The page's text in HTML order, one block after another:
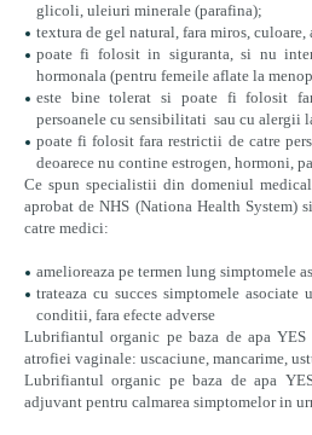
glicoli, uleiuri minerale (parafina);
textura de gel natural, fara miros,
poate fi folosit in siguranta, si nu
hormonala (pentru femeile aflate la
este bine tolerat si poate fi folosit
persoanele cu sensibilitati sau cu alergii
poate fi folosit fara restrictii de catre
deoarece nu contine estrogen, hormoni,
Ce spun specialistii din domeniul
aprobat de NHS (Nationa Health System)
catre medici:
amelioreaza pe termen lung simptomele
trateaza cu succes simptomele
conditii, fara efecte adverse
Lubrifiantul organic pe baza de apa YES
atrofiei vaginale: uscaciune, mancarime,
Lubrifiantul organic pe baza de apa
adjuvant pentru calmarea simptomelor in